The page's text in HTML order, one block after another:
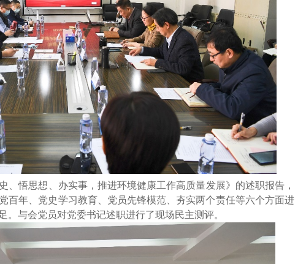
悟思想、办实事，推进环境健康工作高质量发展》的述职报告，
百年、党史学习教育、党员先锋模范、夯实两个责任等六个方面进
与会党员对党委书记述职进行了现场民主测评。